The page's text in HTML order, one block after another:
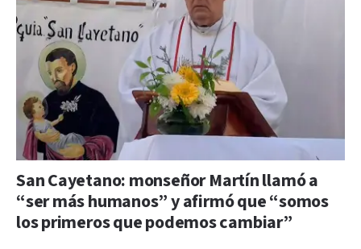
San Cayetano: monseñor Martín llamó a
“ser más humanos” y afirmó que “somos
los primeros que podemos cambiar”